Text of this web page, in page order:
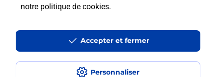
notre politique de cookies.
Personnaliser
Accepter et fermer
Est-ce que je peux assurer mon
Pyrénées Atlantiques